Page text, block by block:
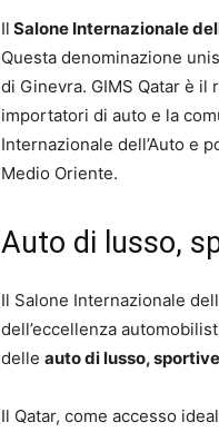
Il Salone Internazionale
Questa denominazione
di Ginevra. GIMS Qatar è
importatori di auto e la
Internazionale dell’Auto e
Medio Oriente.
Auto di lusso,
Il Salone Internazionale
dell’eccellenza
delle auto di lusso,
Il Qatar, come accesso